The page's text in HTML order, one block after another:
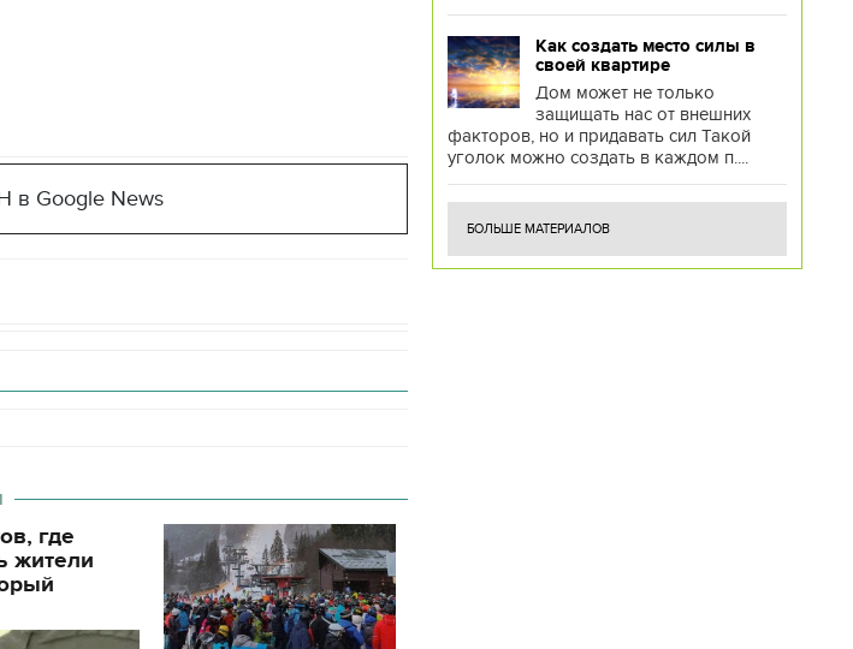
в Google News
где
жители
Как создать место силы в
своей квартире
Дом может не только
защищать нас от внешних
факторов, но и придавать сил Такой
уголок можно создать в каждом п....
БОЛЬШЕ МАТЕРИАЛОВ